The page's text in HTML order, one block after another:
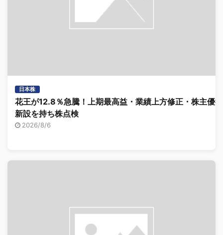
日本株
花王が12.8％急騰！上期最高益・業績上方修正・株主優待
新設を持ち株点検
2026/8/6